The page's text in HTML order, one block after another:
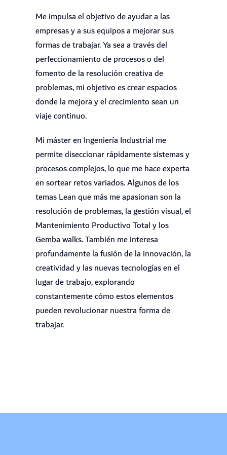
Me impulsa el objetivo de ayudar a las
empresas y a sus equipos a mejorar sus
formas de trabajar. Ya sea a través del
perfeccionamiento de procesos o del
fomento de la resolución creativa de
problemas, mi objetivo es crear espacios
donde la mejora y el crecimiento sean un
viaje continuo.
Mi máster en Ingeniería Industrial me
permite diseccionar rápidamente sistemas y
procesos complejos, lo que me hace experta
en sortear retos variados. Algunos de los
temas Lean que más me apasionan son la
resolución de problemas, la gestión visual, el
Mantenimiento Productivo Total y los
Gemba walks. También me interesa
profundamente la fusión de la innovación, la
creatividad y las nuevas tecnologías en el
lugar de trabajo, explorando
constantemente cómo estos elementos
pueden revolucionar nuestra forma de
trabajar.